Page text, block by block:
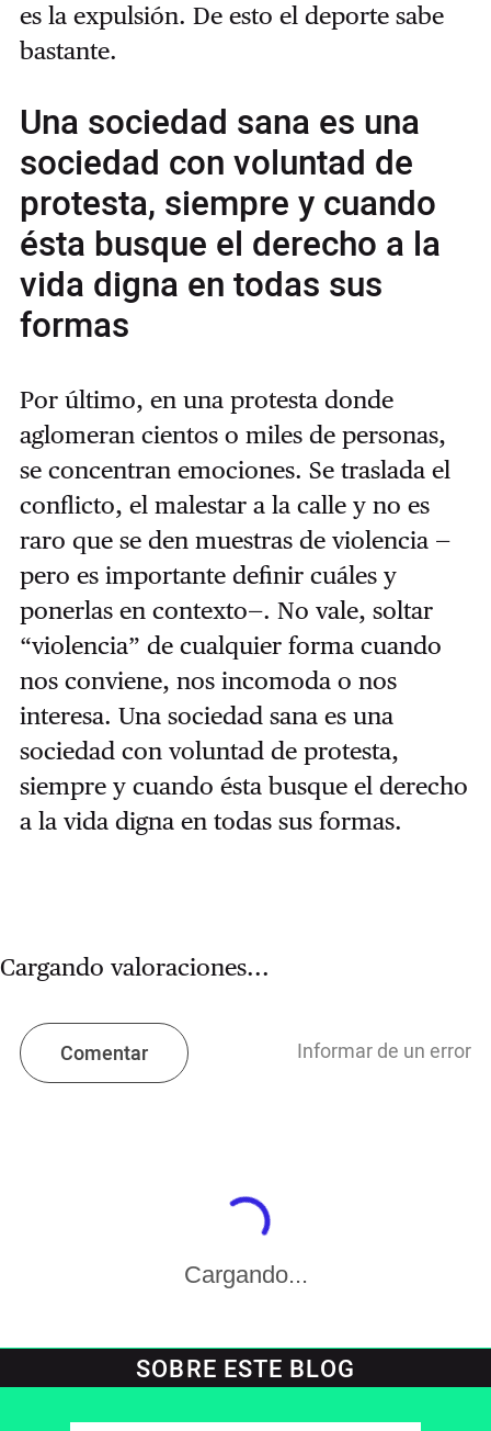
es la expulsión. De esto el deporte sabe
bastante.
Una sociedad sana es una
sociedad con voluntad de
protesta, siempre y cuando
ésta busque el derecho a la
vida digna en todas sus
formas
Por último, en una protesta donde
aglomeran cientos o miles de personas,
se concentran emociones. Se traslada el
conflicto, el malestar a la calle y no es
raro que se den muestras de violencia —
pero es importante definir cuáles y
ponerlas en contexto—. No vale, soltar
“violencia” de cualquier forma cuando
nos conviene, nos incomoda o nos
interesa. Una sociedad sana es una
sociedad con voluntad de protesta,
siempre y cuando ésta busque el derecho
a la vida digna en todas sus formas.
Cargando valoraciones...
Comentar Informar de un error
Cargando...
SOBRE ESTE BLOG